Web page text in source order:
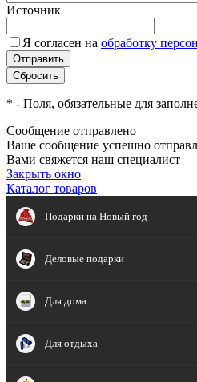
Источник
Я согласен на обработку
* - Поля, обязательные для
Сообщение отправлено
Ваше сообщение успешно
Вами свяжется наш специалист
Закрыть окно
Каталог товаров
Подарки на Новый год
Деловые подарки
Для дома
Для отдыха